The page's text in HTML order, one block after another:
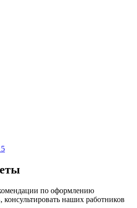
по оформлению
наших работников